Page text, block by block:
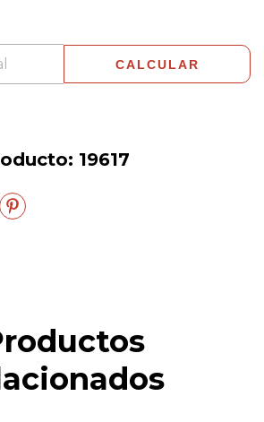
CALCULAR
19617